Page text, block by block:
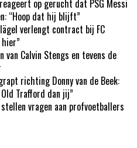
op gerucht dat PSG Messi
“Hoop dat hij blijft”
verlengt contract bij FC
van Calvin Stengs en tevens de
richting Donny van de Beek:
Trafford dan jij”
stellen vragen aan profvoetballers